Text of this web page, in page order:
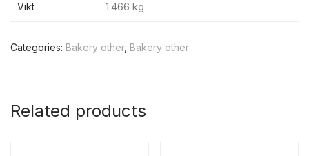
Vikt 1.466 kg
Categories: Bakery other, Bakery other
Related products